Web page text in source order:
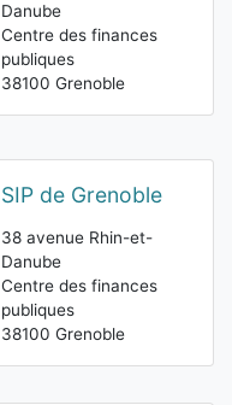
Danube
Centre des finances
publiques
38100 Grenoble
SIP de Grenoble
38 avenue Rhin-et-
Danube
Centre des finances
publiques
38100 Grenoble